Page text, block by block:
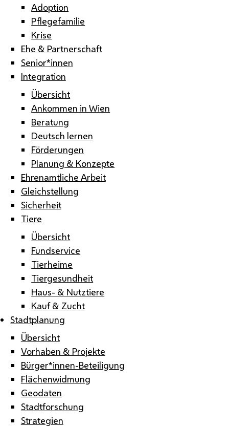
Adoption
Pflegefamilie
Krise
Ehe & Partnerschaft
Senior*innen
Integration
Übersicht
Ankommen in Wien
Beratung
Deutsch lernen
Förderungen
Planung & Konzepte
Ehrenamtliche Arbeit
Gleichstellung
Sicherheit
Tiere
Übersicht
Fundservice
Tierheime
Tiergesundheit
Haus- & Nutztiere
Kauf & Zucht
Stadtplanung
Übersicht
Vorhaben & Projekte
Bürger*innen-Beteiligung
Flächenwidmung
Geodaten
Stadtforschung
Strategien